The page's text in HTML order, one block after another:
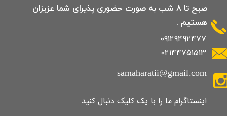
09129492477
02144751513
صبح تا 8 شب به صورت حضوری پذیرای شما عزیزان
هستیم .
samaharatii@gmail.com
​​​​​​​​​اینستاگرام ما را با یک کلیک دنبال کنید